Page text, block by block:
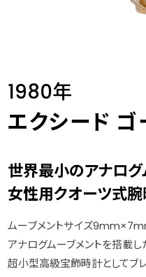
1980年
エクシード ゴ
世界最小のアナログ
女性用クオーツ式
ムーブメントサイズ
アナログムーブメントを搭載
超小型高級宝飾時計としてブ